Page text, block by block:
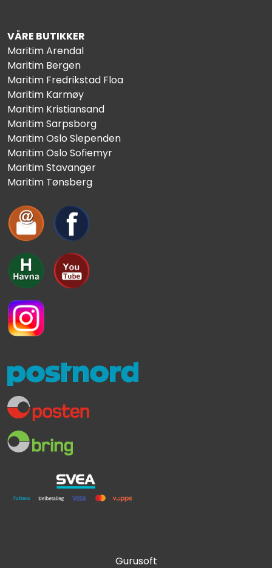
VÅRE BUTIKKER
Maritim Arendal
Maritim Bergen
Maritim Fredrikstad Floa
Maritim Karmøy
Maritim Kristiansand
Maritim Sarpsborg
Maritim Oslo Slependen
Maritim Oslo Sofiemyr
Maritim Stavanger
Maritim Tønsberg
Gurusoft